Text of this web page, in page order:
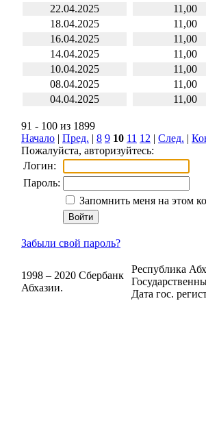
22.04.2025
11,00
18.04.2025
11,00
16.04.2025
11,00
14.04.2025
11,00
10.04.2025
11,00
08.04.2025
11,00
04.04.2025
11,00
91 - 100 из 1899
Начало | Пред. | 8 9 10 11 12 | След. |
Пожалуйста, авторизуйтесь:
Логин:
Пароль:
Запомнить меня на этом
Забыли свой пароль?
1998 – 2020 Сбербанк
Абхазии.
Республика
Дата гос.